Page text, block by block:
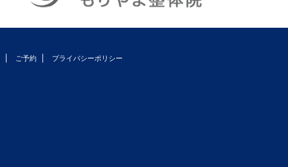
ご予約 プライバシーポリシー